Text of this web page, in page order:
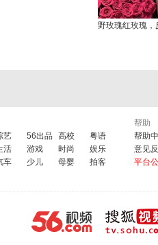
野玫瑰红玫瑰，
艺 56出品 高校
粤语
活 游戏 时尚
娱乐
车 少儿 母婴 拍客
帮助
帮助
意见
平台